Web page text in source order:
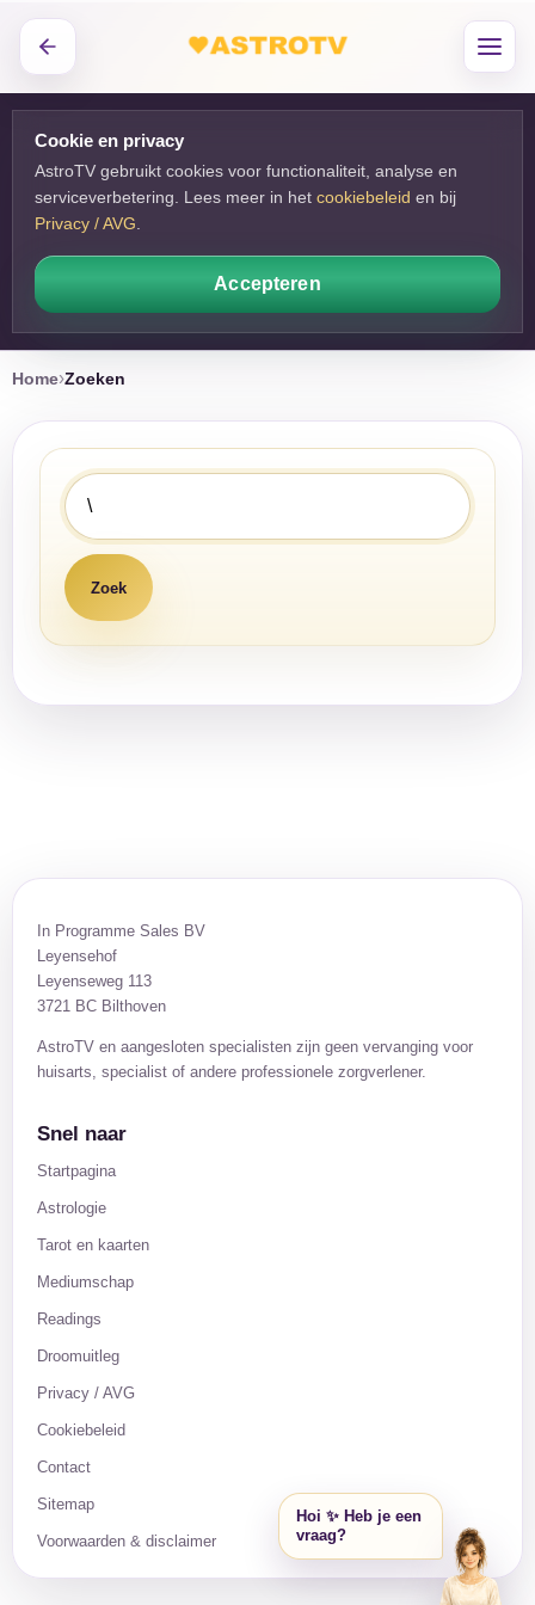
Cookie en privacy
AstroTV gebruikt cookies voor functionaliteit, analyse en
serviceverbetering. Lees meer in het cookiebeleid en bij
Privacy / AVG
Accepteren
Home Zoeken
In Programme Sales BV
Leyensehof
Leyenseweg 113
3721 BC Bilthoven
AstroTV en aangesloten specialisten zijn geen vervanging voor
huisarts, specialist of andere professionele zorgverlener.
Snel naar
Startpagina
Astrologie
Tarot en kaarten
Mediumschap
Readings
Droomuitleg
Privacy / AVG
Cookiebeleid
Contact
Sitemap
Voorwaarden & disclaimer
Hoi ✨ Heb je een
vraag?